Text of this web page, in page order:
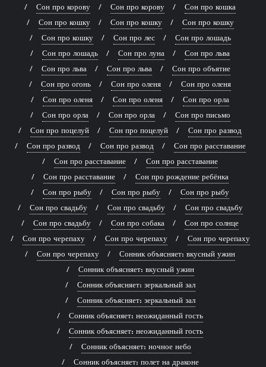
Сон про корову
Сон про корову
Сон про кошка
Сон про кошку
Сон про кошку
Сон про кошку
Сон про кошку
Сон про лес
Сон про лошадь
Сон про лошадь
Сон про луна
Сон про льва
Сон про льва
Сон про льва
Сон про объятие
Сон про огонь
Сон про оленя
Сон про оленя
Сон про оленя
Сон про оленя
Сон про орла
Сон про орла
Сон про орла
Сон про письмо
Сон про поцелуй
Сон про поцелуй
Сон про развод
Сон про развод
Сон про развод
Сон про расставание
Сон про расставание
Сон про расставание
Сон про расставание
Сон про рождение ребёнка
Сон про рыбу
Сон про рыбу
Сон про рыбу
Сон про свадьбу
Сон про свадьбу
Сон про свадьбу
Сон про свадьбу
Сон про собака
Сон про солнце
Сон про черепаху
Сон про черепаху
Сон про черепаху
Сон про черепаху
Сонник объясняет: вкусный ужин
Сонник объясняет: вкусный ужин
Сонник объясняет: зеркальный зал
Сонник объясняет: зеркальный зал
Сонник объясняет: неожиданный гость
Сонник объясняет: неожиданный гость
Сонник объясняет: ночное небо
Сонник объясняет: полет на драконе